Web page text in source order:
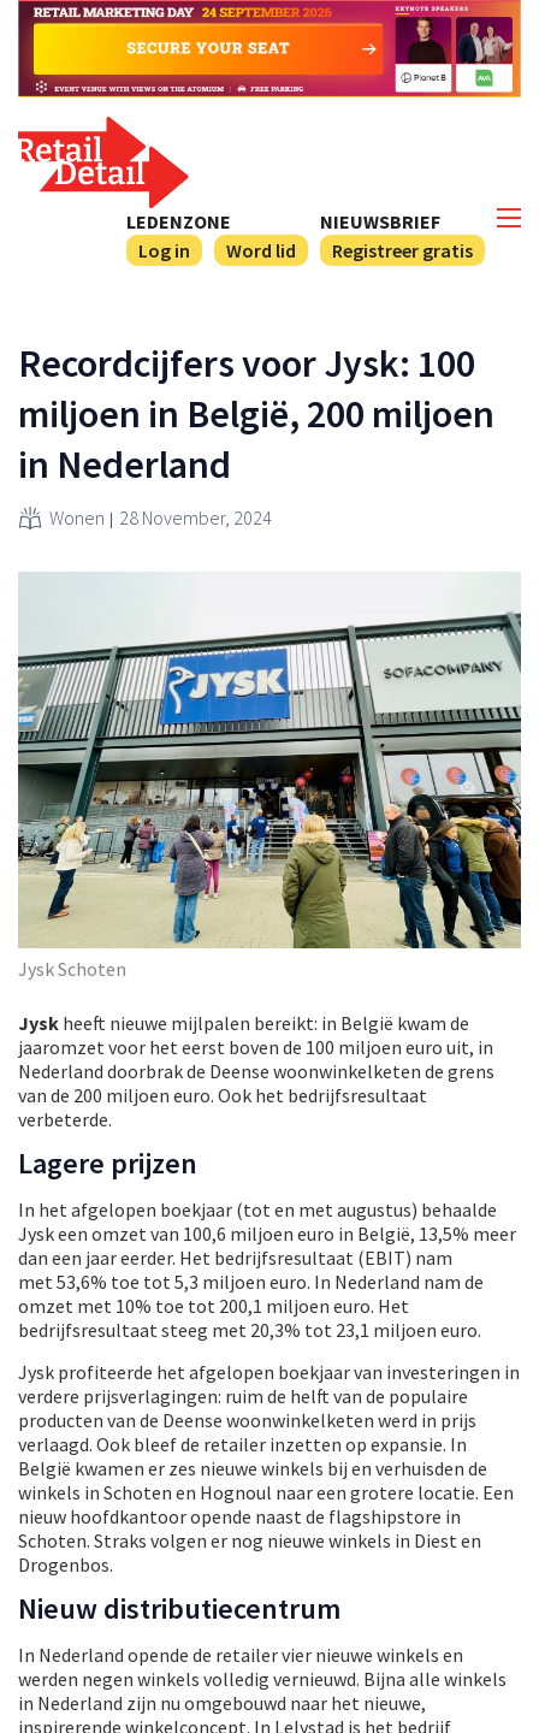
NIEUWSBRIEF
Registreer gratis
LEDENZONE
Log in
Word lid
Recordcijfers voor Jysk: 100
miljoen in België, 200 miljoen
in Nederland
Wonen 28 November, 2024
Jysk Schoten
Jysk heeft nieuwe mijlpalen bereikt: in België kwam de
jaaromzet voor het eerst boven de 100 miljoen euro uit, in
Nederland doorbrak de Deense woonwinkelketen de grens
van de 200 miljoen euro. Ook het bedrijfsresultaat
verbeterde.
Lagere prijzen
In het afgelopen boekjaar (tot en met augustus) behaalde
Jysk een omzet van 100,6 miljoen euro in België, 13,5% meer
dan een jaar eerder. Het bedrijfsresultaat (EBIT) nam
met 53,6% toe tot 5,3 miljoen euro. In Nederland nam de
omzet met 10% toe tot 200,1 miljoen euro. Het
bedrijfsresultaat steeg met 20,3% tot 23,1 miljoen euro.
Jysk profiteerde het afgelopen boekjaar van investeringen in
verdere prijsverlagingen: ruim de helft van de populaire
producten van de Deense woonwinkelketen werd in prijs
verlaagd. Ook bleef de retailer inzetten op expansie. In
België kwamen er zes nieuwe winkels bij en verhuisden de
winkels in Schoten en Hognoul naar een grotere locatie. Een
nieuw hoofdkantoor opende naast de flagshipstore in
Schoten. Straks volgen er nog nieuwe winkels in Diest en
Drogenbos.
Nieuw distributiecentrum
In Nederland opende de retailer vier nieuwe winkels en
werden negen winkels volledig vernieuwd. Bijna alle winkels
in Nederland zijn nu omgebouwd naar het nieuwe,
inspirerende winkelconcept. In Lelystad is het bedrijf